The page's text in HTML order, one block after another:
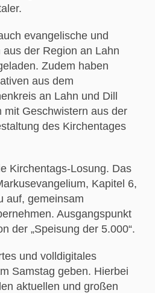
evangelische und
der Region an Lahn
Zudem haben
aus dem
an Lahn und Dill
mit Geschwistern aus der
des Kirchentages
Kirchentags-Losung. Das
Kapitel 6,
auf, gemeinsam
Ausgangspunkt
der „Speisung der 5.000“.
und volldigitales
Samstag geben. Hierbei
aktuellen und großen